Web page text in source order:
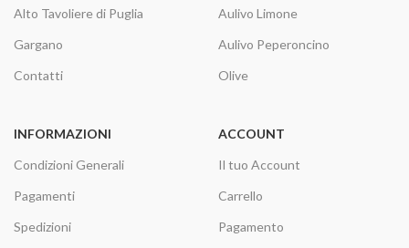
Alto Tavoliere di Puglia
Gargano
Contatti
Aulivo Limone
Aulivo Peperoncino
Olive
INFORMAZIONI
Condizioni Generali
Pagamenti
Spedizioni
ACCOUNT
Il tuo Account
Carrello
Pagamento